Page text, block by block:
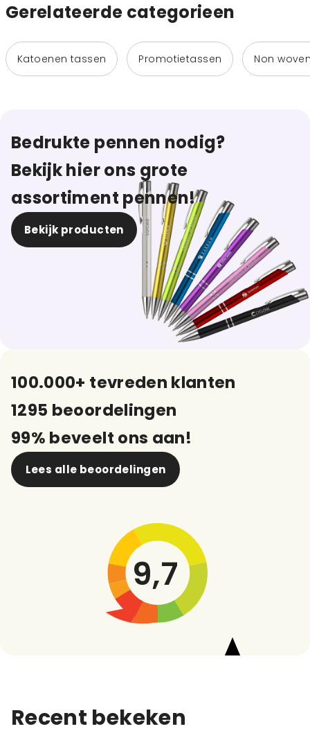
Gerelateerde categorieen
Katoenen tassen Promotietassen Non
Bedrukte pennen nodig?
Bekijk hier ons grote
assortiment pennen!
Bekijk producten
100.000+ tevreden klanten
1295 beoordelingen
99% beveelt ons aan!
Lees alle beoordelingen
9,7
Recent bekeken